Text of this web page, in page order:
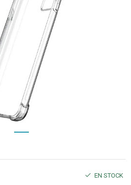
EN STOCK